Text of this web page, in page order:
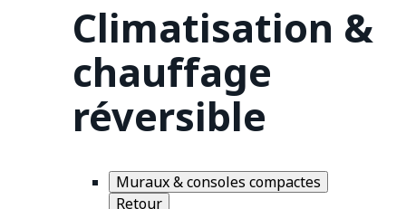
Climatisation &
chauffage
réversible
Muraux & consoles compactes
Retour